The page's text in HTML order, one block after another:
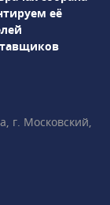
брекет-
её
г. Московский,